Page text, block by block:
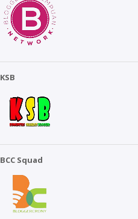
KSB
BCC Squad